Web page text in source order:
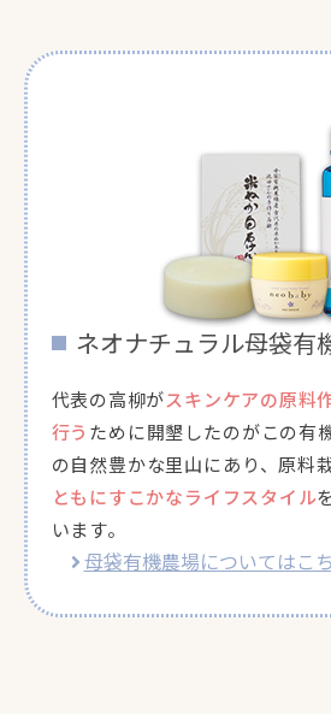
ネオナチュラル母袋有
代表の高柳がスキンケアの原料
行う ために開墾したのがこの有
の自然豊かな里山にあり、原料
ともにすこかなライフスタイル
います。
母袋有機農場についてはこ